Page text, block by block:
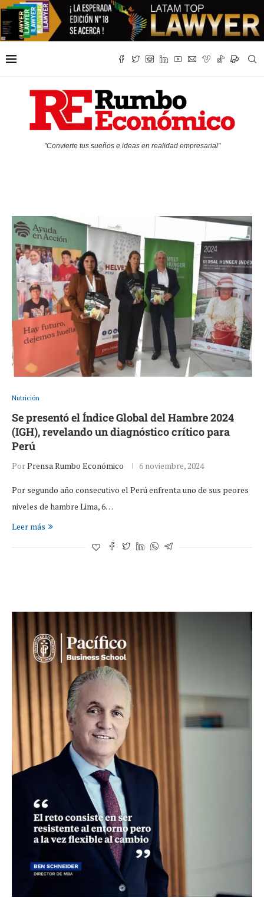
"Convierte tus sueños e ideas en realidad empresarial"
Nutrición
Se presentó el Índice Global del Hambre 2024
(IGH), revelando un diagnóstico crítico para
Perú
PorPrensa Rumbo Económico 6 noviembre, 2024
Por segundo año consecutivo el Perú enfrenta uno de sus peores
niveles de hambre Lima, 6…
Leer más